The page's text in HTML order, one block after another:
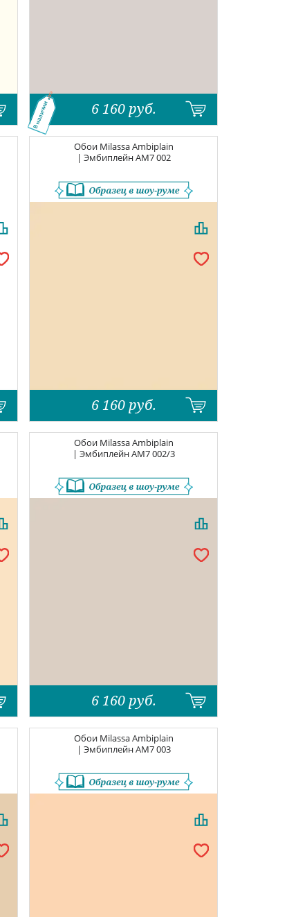
6 160 руб.
В наличии
Обои Milassa Ambiplain
| ЭмбиплейнAM7 002
6 160 руб.
Обои Milassa Ambiplain
| ЭмбиплейнAM7 002/3
6 160 руб.
Обои Milassa Ambiplain
| ЭмбиплейнAM7 003